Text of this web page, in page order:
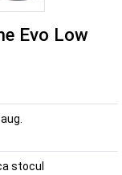
Evo Low
stocul